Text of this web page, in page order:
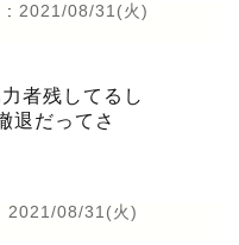
: 2021/08/31(火)
者残してるし
退だってさ
2021/08/31(火)